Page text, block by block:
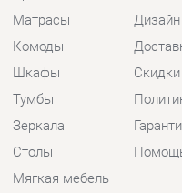
Столы
Мягкая мебель
Комплектующие
Помощь
Шоурум и склад самовывоза
Адрес: г. Екатеринбург, пер.